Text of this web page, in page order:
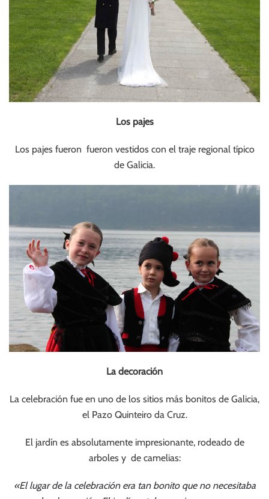
Los pajes
Los pajes fueron fueron vestidos con el traje regional típico
de Galicia.
La decoración
La celebración fue en uno de los sitios más bonitos de Galicia,
el Pazo Quinteiro da Cruz.
El jardín es absolutamente impresionante, rodeado de
arboles y de camelias:
«El lugar de la celebración era tan bonito que no necesitaba